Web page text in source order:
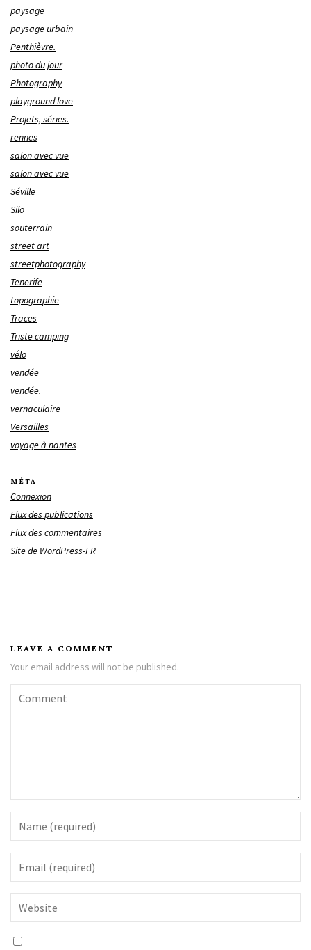
paysage
paysage urbain
Penthièvre.
photo du jour
Photography
playground love
Projets, séries.
rennes
salon avec vue
salon avec vue
Séville
Silo
souterrain
street art
streetphotography
Tenerife
topographie
Traces
Triste camping
vélo
vendée
vendée.
vernaculaire
Versailles
voyage à nantes
MÉTA
Connexion
Flux des publications
Flux des commentaires
Site de WordPress-FR
LEAVE A COMMENT
Your email address will not be published.